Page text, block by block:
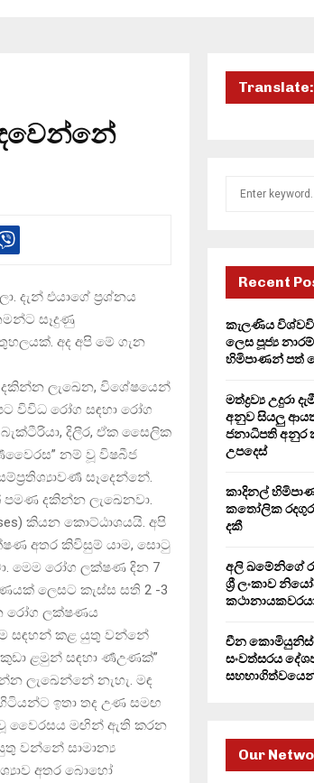
දැන් එයාගේ ප්‍රශ්නය
සෑදුණු
අද අපි මේ ගැන
දකින්න ලැඛෙන, විශේෂයෙන්
විවිධ රෝග සඳහා රෝග
දිලීර, ඒක සෛලික
නම් වූ විෂබීජ
සෑදෙන්නේ.
දකින්න ලැඛෙනවා.
කියන කොට්ඨාශයයි. අපි
අතර කිවිසුම් යාම, සොටු
මෙම රෝග ලක්ෂණ දින 7
ලෙසට කැස්ස සති 2 -3
රෝග ලක්ෂණය
සඳහන් කළ යුතු වන්නේ
ළමුන් සඳහා ර්‍ණඋණක්”
ලැඛෙන්නේ නැහැ. මඳ
ඉතා තද උණ සමඟ
වූ වෛරසය මඟින් ඇති කරන
වන්නේ සාමාන්‍ය
අතර බොහෝ
Translate:
f
r
:
Recent
කැලණිය
ලෙස පූජ්‍ය
හිමිපාණන් පත්
මත්ද්‍රව්‍ය උදුරා
අනුව සියලු
ජනාධිපති අනුර
උපදෙස්
කාදිනල්
කතෝලික
දකී
අලි ඛමේනිගේ
ශ්‍රී ලංකාව
චීන
සංවත්සරය
Our